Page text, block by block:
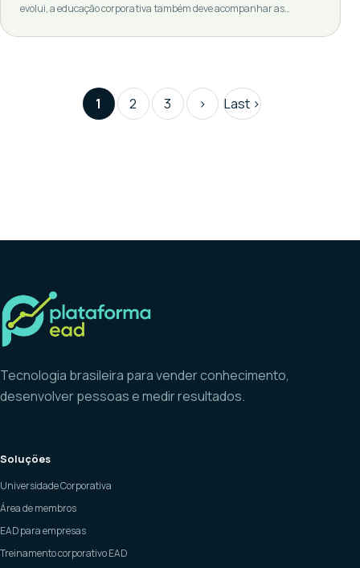
evolui, a educação corporativa também deve acompanhar as
futuras da educação corporativa que estão moldando a forma como
1 2 3 > Last ›
Tecnologia brasileira para vender conhecimento,
desenvolver pessoas e medir resultados.
Soluções
Universidade Corporativa
Área de membros
EAD para empresas
Treinamento corporativo EAD